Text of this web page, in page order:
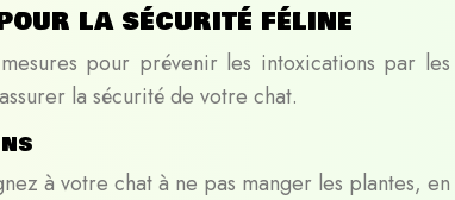
la sécurité féline
pour prévenir les intoxications par
la sécurité de votre chat.
à votre chat à ne pas manger les plantes,